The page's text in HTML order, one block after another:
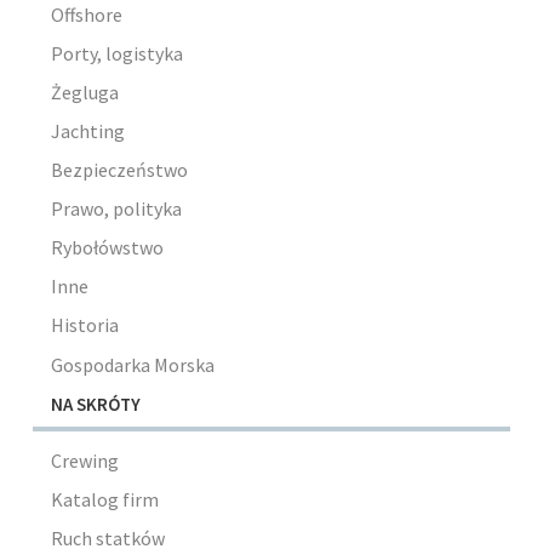
Offshore
Porty, logistyka
Żegluga
Jachting
Bezpieczeństwo
Prawo, polityka
Rybołówstwo
Inne
Historia
Gospodarka Morska
NA SKRÓTY
Crewing
Katalog firm
Ruch statków